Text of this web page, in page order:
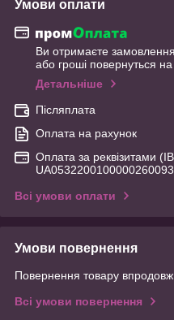
Умови оплати
Ви отримаєте замовлення
або гроші повернуться
Детальніше
Післяплата
Оплата на рахунок
Оплата за реквізитами
Всі умови оплати
Умови повернення
Повернення товару
Всі умови повернення